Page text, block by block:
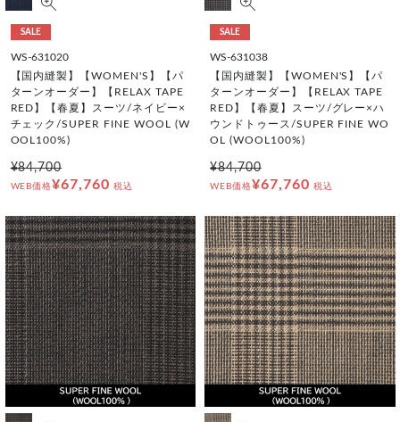
SALE
WS-631020
【国内縫製】【WOMEN'S】【パ
ターンオーダー】【RELAX TAPE
RED】【春夏】スーツ/ネイビー×
チェック/SUPER FINE WOOL (W
OOL100%)
¥84,700
WEB価格¥67,760 税込
SALE
WS-631038
【国内縫製】【WOMEN'S】【パ
ターンオーダー】【RELAX TAPE
RED】【春夏】スーツ/グレー×ハ
ウンドトゥース/SUPER FINE WO
OL (WOOL100%)
¥84,700
WEB価格¥67,760 税込